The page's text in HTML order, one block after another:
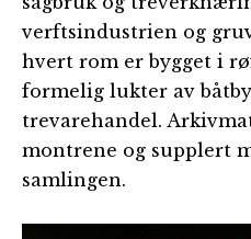
verftsindustrien og
hvert rom er bygget i
formelig lukter av
trevarehandel.
montrene og supplert
samlingen.